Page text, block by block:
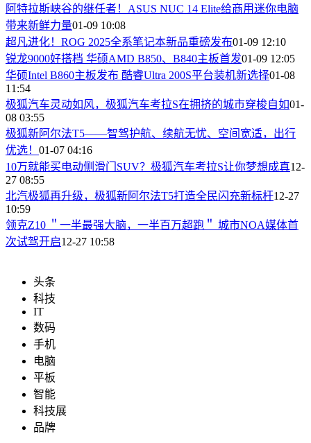
阿特拉斯峡谷的继任者！ASUS NUC 14 Elite给商用迷你电脑
带来新鲜力量01-09 10:08
超凡进化！ROG 2025全系笔记本新品重磅发布01-09 12:10
锐龙9000好搭档 华硕AMD B850、B840主板首发01-09 12:05
华硕Intel B860主板发布 酷睿Ultra 200S平台装机新选择01-08
11:54
极狐汽车灵动如风，极狐汽车考拉S在拥挤的城市穿梭自如01-
08 03:55
​极狐新阿尔法T5——智驾护航、续航无忧、空间宽适，出行
优选！ 01-07 04:16
​10万就能买电动侧滑门SUV？极狐汽车考拉S让你梦想成真12-
27 08:55
北汽极狐再升级，极狐新阿尔法T5打造全民闪充新标杆12-27
10:59
领克Z10 ＂一半最强大脑，一半百万超跑＂ 城市NOA媒体首
次试驾开启12-27 10:58
头条
科技
IT
数码
手机
电脑
平板
智能
科技展
品牌